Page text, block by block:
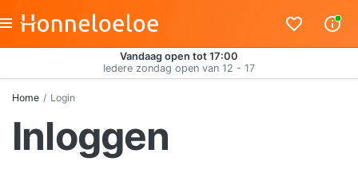
Vandaag open tot 17:00
Iedere zondag open van 12 - 17
Home Login
Inloggen